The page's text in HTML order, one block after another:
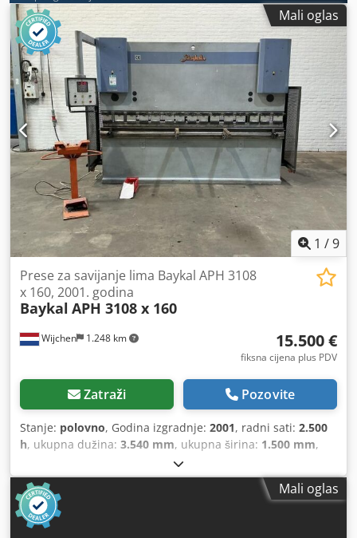
Mali oglas
1 /9
Wijchen 1.248 km
Prese za savijanje lima Baykal APH 3108
x 160, 2001. godina
Baykal APH 3108 x 160
15.500 €
fiksna cijena plus PDV
Zatraži Pozovite
Stanje: polovno, Godina izgradnje: 2001, radni sati: 2.500
h, ukupna dužina: 3.540 mm, ukupna širina: 1.500 mm,
Mali oglas